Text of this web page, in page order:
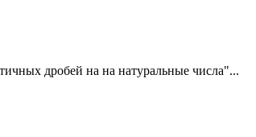
дробей на на натуральные числа"...